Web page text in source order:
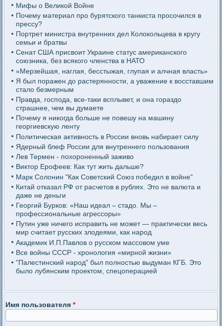
Мифы о Великой Войне
Почему материал про бурятского танкиста просочился в
прессу?
Портрет министра внутренних дел Колокольцева в кругу
семьи и братвы
Сенат США присвоит Украине статус американского
союзника, без всякого членства в НАТО
«Мерзейшая, наглая, бесстыжая, глупая и алчная власть»
Я был поражен до растерянности, а уважение к восставшим
стало безмерным
Правда, господа, все-таки всплывет, и она гораздо
страшнее, чем вы думаете
Почему я никогда больше не повешу на машину
георгиевскую ленту
Политическая активность в России вновь набирает силу
Ядерный блеф России для внутреннего пользования
Лев Термен - похороненный заживо
Виктор Ерофеев: Как тут жить дальше?
Марк Солонин "Как Советский Союз победил в войне"
Китай отказал РФ от расчетов в рублях. Это не валюта и
даже не деньги
Георгий Бурков: «Наш идеал – стадо. Мы –
профессиональные агрессоры»
Путин уже ничего исправить не может — практически весь
мир считает русских злодеями, как народ
Академик И.П.Павлов о русском массовом уме
Все войны СССР - хронология «мирной жизни»
"Палестинский народ" был полностью выдуман КГБ. Это
было лубянским проектом, спецоперацией
Имя пользователя*